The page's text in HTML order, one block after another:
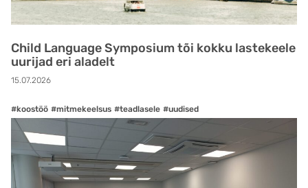
Child Language Symposium tõi kokku lastekeele
uurijad eri aladelt
15.07.2026
#koostöö #mitmekeelsus #teadlasele #uudised